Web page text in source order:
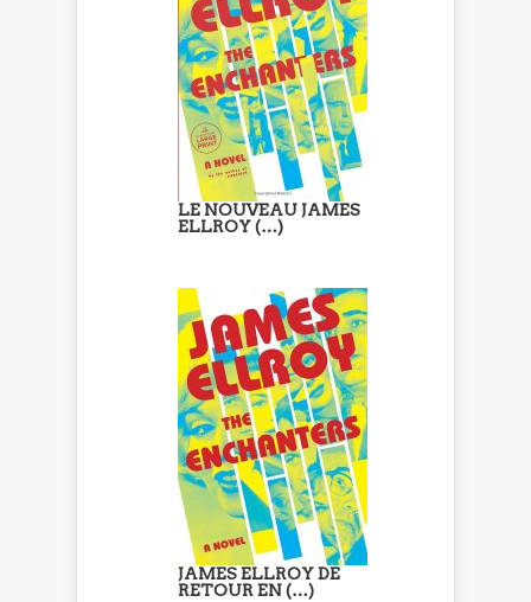
LE NOUVEAU JAMES
ELLROY (…)
JAMES ELLROY DE
RETOUR EN (…)